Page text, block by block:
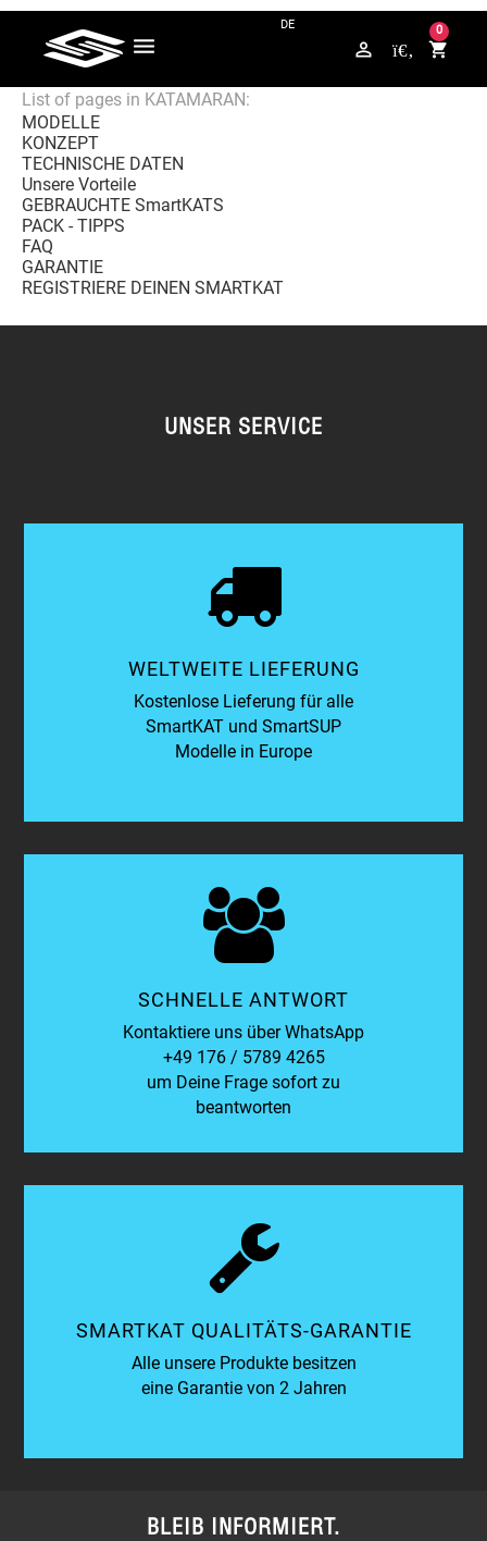
FRAGEN? KONTAKTIERE UNS AUF WHATSAPP +49 176 / 5789 4265
perm_identity
0
shopping_cart
List of pages in KATAMARAN:
MODELLE
KONZEPT
TECHNISCHE DATEN
Unsere Vorteile
GEBRAUCHTE SmartKATS
PACK - TIPPS
FAQ
GARANTIE
REGISTRIERE DEINEN SMARTKAT
UNSER SERVICE
WELTWEITE LIEFERUNG
Kostenlose Lieferung für alle
SmartKAT und SmartSUP
Modelle in Europe
SCHNELLE ANTWORT
Kontaktiere uns über WhatsApp
+49 176 / 5789 4265
um Deine Frage sofort zu
beantworten
SMARTKAT QUALITÄTS-GARANTIE
Alle unsere Produkte besitzen
eine Garantie von 2 Jahren
BLEIB INFORMIERT.